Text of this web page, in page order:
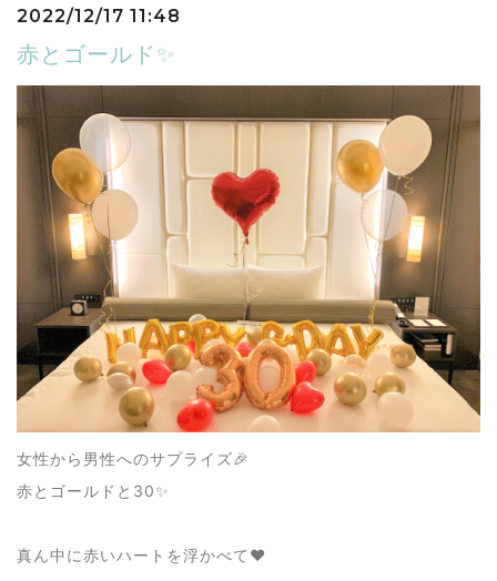
2022/12/17 11:48
赤とゴールド✨
女性から男性へのサプライズ🎉
赤とゴールドと30✨
真ん中に赤いハートを浮かべて❤